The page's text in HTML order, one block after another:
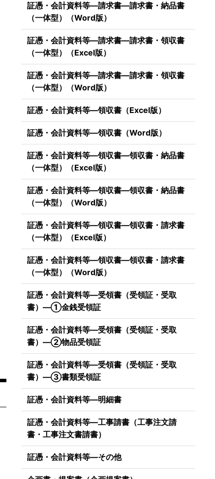
証憑・会計資料等―請求書―請求書・納品書
（一体型）（Word版）
証憑・会計資料等―請求書―請求書・領収書
（一体型）（Excel版）
証憑・会計資料等―請求書―請求書・領収書
（一体型）（Word版）
証憑・会計資料等―領収書（Excel版）
証憑・会計資料等―領収書（Word版）
証憑・会計資料等―領収書―領収書・納品書
（一体型）（Excel版）
証憑・会計資料等―領収書―領収書・納品書
（一体型）（Word版）
証憑・会計資料等―領収書―領収書・請求書
（一体型）（Excel版）
証憑・会計資料等―領収書―領収書・請求書
（一体型）（Word版）
証憑・会計資料等―受領書（受領証・受取
書）―①金銭受領証
証憑・会計資料等―受領書（受領証・受取
書）―②物品受領証
証憑・会計資料等―受領書（受領証・受取
書）―③書類受領証
証憑・会計資料等―明細書
証憑・会計資料等―工事請書（工事注文請
書・工事注文書請書）
証憑・会計資料等―その他